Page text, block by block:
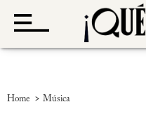
Home > Música